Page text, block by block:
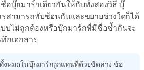
อบุ๊กมาร์กเดียวกันให้กับทั้งสองวิธี บุ๊
รสามารถทับซ้อนกันและขยายช่วงใดก็ได้
บไม่ถูกต้องหรือบุ๊กมาร์กที่มีชื่อซ้ำกันจะ
กเอกสาร
งหมดในบุ๊กมาร์กถูกแทนที่ด้วยขีดล่าง ข้อ